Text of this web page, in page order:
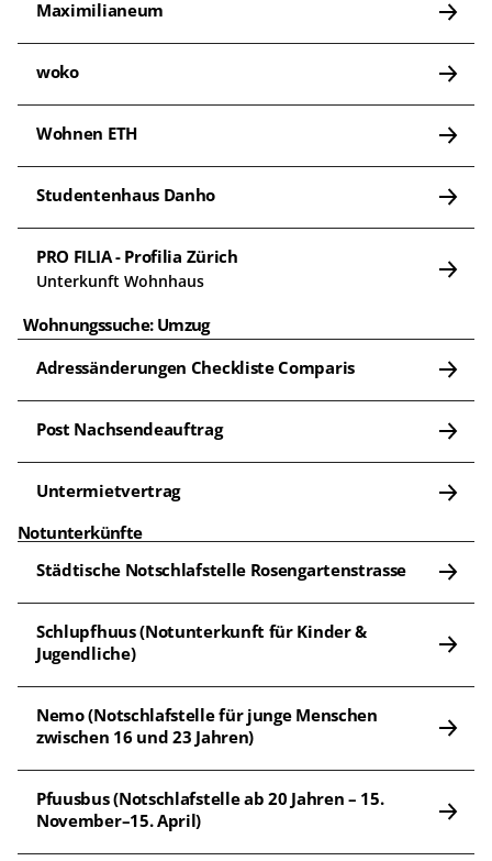
Maximilianeum
woko
Wohnen ETH
Studentenhaus Danho
PRO FILIA - Profilia Zürich
Unterkunft Wohnhaus
Wohnungssuche: Umzug
Adressänderungen Checkliste Comparis
Post Nachsendeauftrag
Untermietvertrag
Notunterkünfte
Städtische Notschlafstelle Rosengartenstrasse
Schlupfhuus (Notunterkunft für Kinder &
Jugendliche)
Nemo (Notschlafstelle für junge Menschen
zwischen 16 und 23 Jahren)
Pfuusbus (Notschlafstelle ab 20 Jahren – 15.
November–15. April)